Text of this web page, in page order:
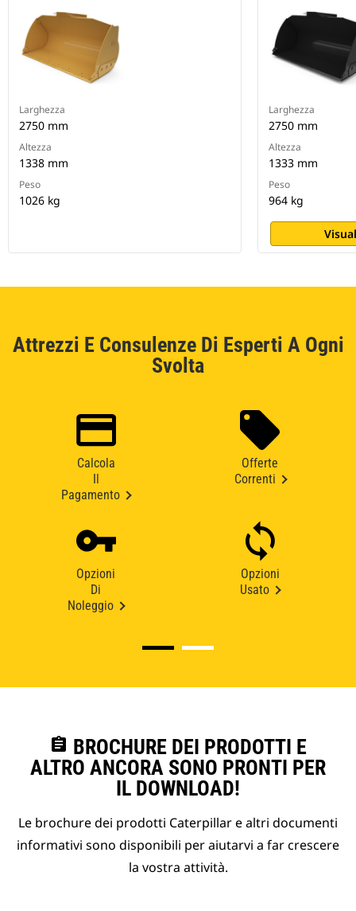
Larghezza
2750 mm
Altezza
1338 mm
Peso
1026 kg
Larghezza
2750 mm
Altezza
1333 mm
Peso
964 kg
Attrezzi E Consulenze Di Esperti A Ogni
Svolta
Calcola
Pagamento
Offerte
Correnti
Opzioni
Di
Noleggio
Opzioni
Usato
assignment BROCHURE DEI PRODOTTI E
ALTRO ANCORA SONO PRONTI PER
IL DOWNLOAD!
Le brochure dei prodotti Caterpillar e altri documenti
informativi sono disponibili per aiutarvi a far crescere
la vostra attività.